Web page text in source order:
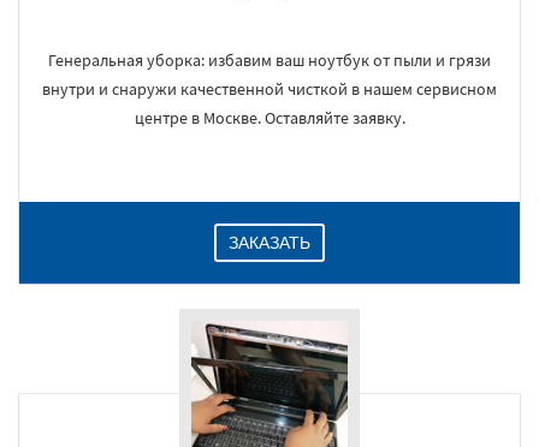
Генеральная уборка: избавим ваш ноутбук от пыли и грязи
внутри и снаружи качественной чисткой в нашем сервисном
центре в Москве. Оставляйте заявку.
ЗАКАЗАТЬ